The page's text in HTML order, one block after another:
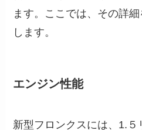
ます。ここでは、その詳
します。
エンジン性能
新型フロンクスには、1.